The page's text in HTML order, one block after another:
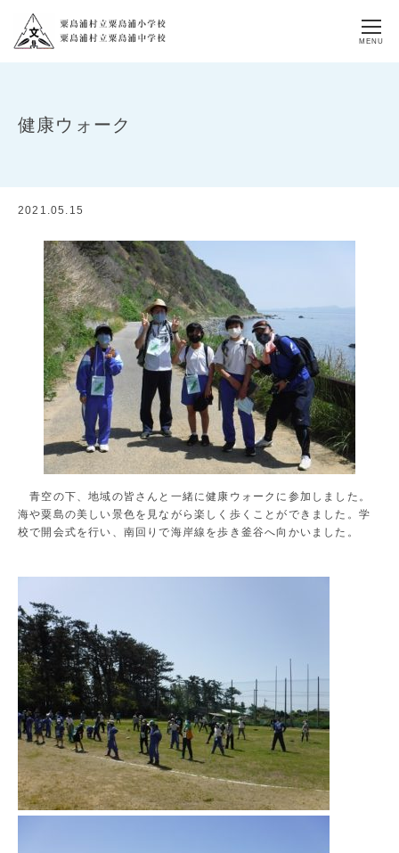
MENU
健康ウォーク
2021.05.15
青空の下、地域の皆さんと一緒に健康ウォークに参加しました。
海や粟島の美しい景色を見ながら楽しく歩くことができました。学
校で開会式を行い、南回りで海岸線を歩き釜谷へ向かいました。